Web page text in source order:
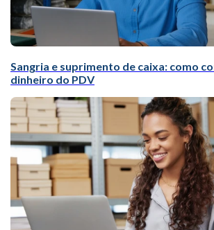
Sangria e suprimento de caixa: como
dinheiro do PDV